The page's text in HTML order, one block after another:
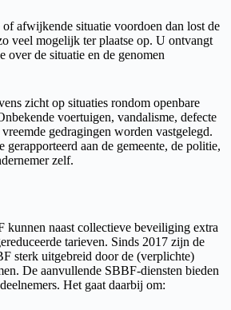
afwijkende situatie voordoen dan lost de
veel mogelijk ter plaatse op. U ontvangt
over de situatie en de genomen
zicht op situaties rondom openbare
voertuigen, vandalisme, defecte
gedragingen worden vastgelegd.
aan de gemeente, de politie,
zelf.
kunnen naast collectieve beveiliging extra
tarieven. Sinds 2017 zijn de
sterk uitgebreid door de (verplichte)
De aanvullende SBBF-diensten bieden
Het gaat daarbij om: